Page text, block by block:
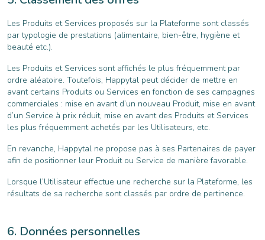
Les Produits et Services proposés sur la Plateforme sont classés
par typologie de prestations (alimentaire, bien-être, hygiène et
beauté etc.).
Les Produits et Services sont affichés le plus fréquemment par
ordre aléatoire. Toutefois, Happytal peut décider de mettre en
avant certains Produits ou Services en fonction de ses campagnes
commerciales : mise en avant d’un nouveau Produit, mise en avant
d’un Service à prix réduit, mise en avant des Produits et Services
les plus fréquemment achetés par les Utilisateurs, etc.
En revanche, Happytal ne propose pas à ses Partenaires de payer
afin de positionner leur Produit ou Service de manière favorable.
Lorsque l’Utilisateur effectue une recherche sur la Plateforme, les
résultats de sa recherche sont classés par ordre de pertinence.
Données personnelles